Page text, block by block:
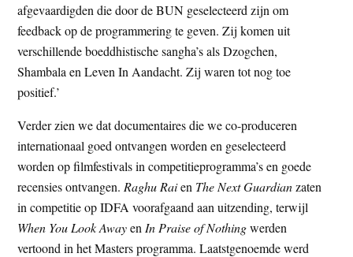
afgevaardigden die door de BUN geselecteerd zijn om
feedback op de programmering te geven. Zij komen uit
verschillende boeddhistische sangha’s als Dzogchen,
Shambala en Leven In Aandacht. Zij waren tot nog toe
positief.’
Verder zien we dat documentaires die we co-produceren
internationaal goed ontvangen worden en geselecteerd
worden op filmfestivals in competitieprogramma’s en goede
recensies ontvangen. Raghu Raien The Next Guardianzaten
in competitie op IDFA voorafgaand aan uitzending, terwijl
When You Look Awayen In Praise of Nothingwerden
vertoond in het Masters programma. Laatstgenoemde werd